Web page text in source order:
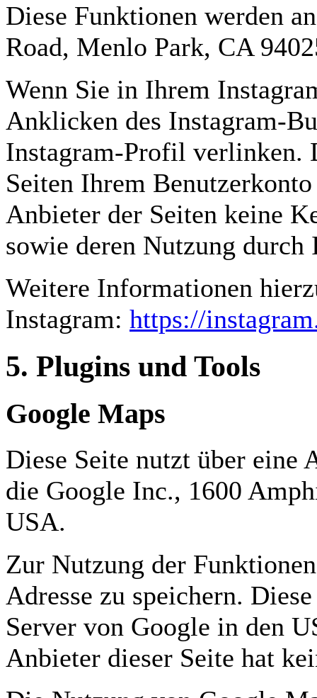
Diese Funktionen werden
Road, Menlo Park, CA
Wenn Sie in Ihrem
Anklicken des Instagram-
Instagram-Profil verlinken.
Seiten Ihrem
Anbieter der Seiten keine
sowie deren Nutzung durch
Weitere Informationen
Instagram: https://
5. Plugins und Tools
Google Maps
Diese Seite nutzt über eine
die Google Inc., 1600
USA.
Zur Nutzung der
Adresse zu speichern.
Server von Google in den
Anbieter dieser Seite hat